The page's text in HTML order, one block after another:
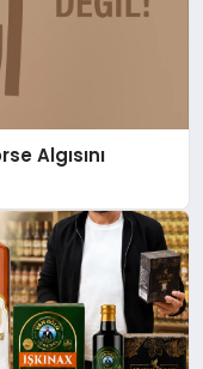
Algısını